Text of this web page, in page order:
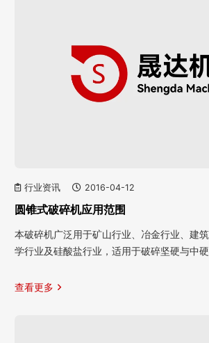
行业资讯 2016-04-12
圆锥式破碎机应用范围
本破碎机广泛用于矿山行业、冶金行业、建
学行业及硅酸盐行业，适用于破碎坚硬与中
查看更多